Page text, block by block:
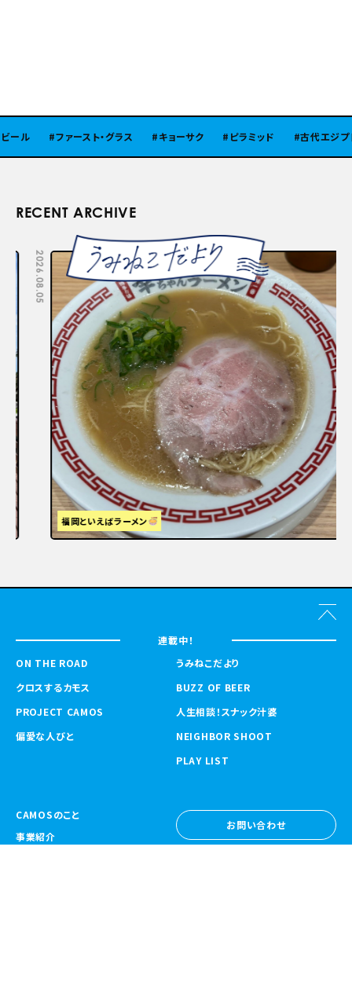
ル ファースト・グラス キョーサク ピラミッド 古代エジプト
RECENT ARCHIVE
2026.08.05
福岡といえばラーメン
2026.07.29
連載中！
ON THE ROAD
クロスするカモス
PROJECT CAMOS
偏愛な人びと
うみねこだより
BUZZ OF BEER
人生相談！スナック汁婆
NEIGHBOR SHOOT
PLAY LIST
CAMOSのこと
事業紹介
お問い合わせ